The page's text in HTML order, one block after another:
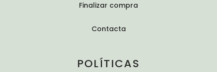
Finalizar compra
Contacta
POLÍTICAS